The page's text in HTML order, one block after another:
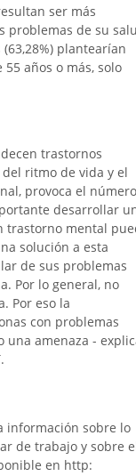
ser más
problemas de su
plantearían
años o más, solo
trastornos
ritmo de vida y el
provoca el número
desarrollar
trastorno mental
solución a esta
de sus problemas
Por lo general, no
Por eso la
con problemas
una amenaza -
información sobre lo
de trabajo y sobre
en http: